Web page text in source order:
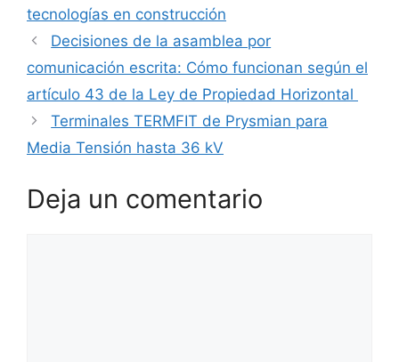
tecnologías en construcción
Decisiones de la asamblea por
comunicación escrita: Cómo funcionan según el
artículo 43 de la Ley de Propiedad Horizontal
Terminales TERMFIT de Prysmian para
Media Tensión hasta 36 kV
Deja un comentario